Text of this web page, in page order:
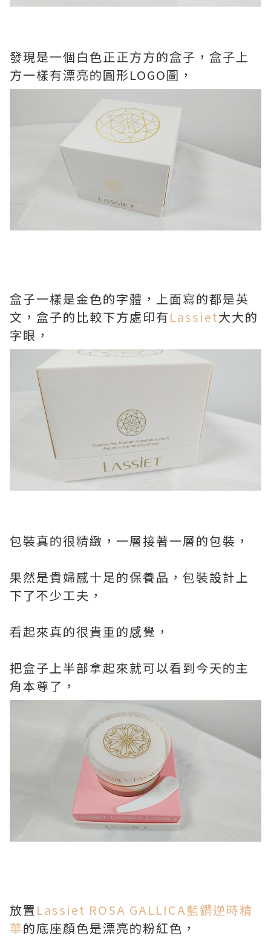
發現是一個白色正正方方的盒子，盒子上
方一樣有漂亮的圓形LOGO圖，
盒子一樣是金色的字體，上面寫的都是英
文，盒子的比較下方處印有Lassiet大大的
字眼，
包裝真的很精緻，一層接著一層的包裝，
果然是貴婦感十足的保養品，包裝設計上
下了不少工夫，
看起來真的很貴重的感覺，
把盒子上半部拿起來就可以看到今天的主
角本尊了，
放置 Lassiet ROSA GALLICA藍鑽逆時精
華的底座顏色是漂亮的粉紅色，